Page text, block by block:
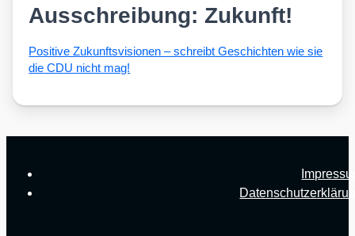
Ausschreibung: Zukunft!
Posi­ti­ve Zukunfts­vi­sio­nen – schreibt Geschich­ten wie sie
die CDU nicht mag!